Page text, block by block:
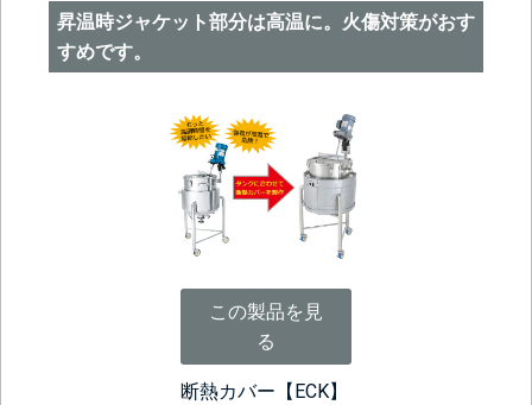
昇温時ジャケット部分は高温に。火傷対策がおす
すめです。
この製品を見
る
断熱カバー【ECK】